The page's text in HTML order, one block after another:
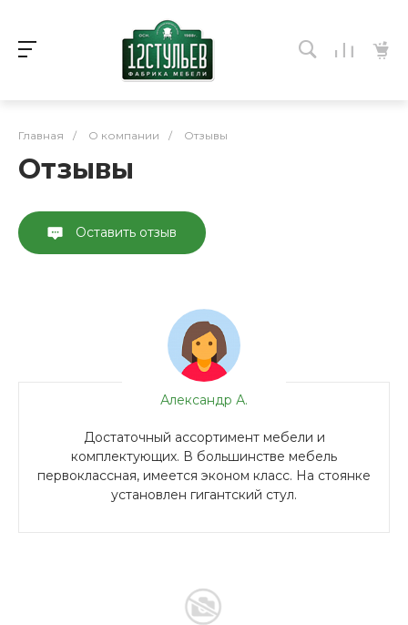
Главная / О компании / Отзывы
Отзывы
Оставить отзыв
Александр А.
Достаточный ассортимент мебели и
комплектующих. В большинстве мебель
первоклассная, имеется эконом класс. На стоянке
установлен гигантский стул.